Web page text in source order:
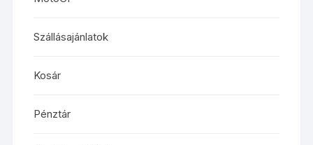
Szállásajánlatok
Kosár
Pénztár